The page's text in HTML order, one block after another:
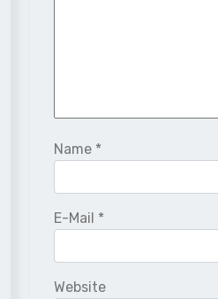
Name *
E-Mail *
Website